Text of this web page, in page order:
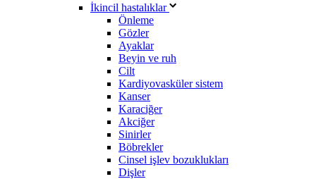
İkincil hastalıklar
Önleme
Gözler
Ayaklar
Beyin ve ruh
Cilt
Kardiyovasküler sistem
Kanser
Karaciğer
Akciğer
Sinirler
Böbrekler
Cinsel işlev bozuklukları
Dişler